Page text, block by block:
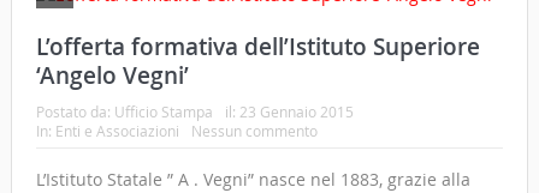
L’offerta formativa dell’Istituto Superiore
‘Angelo Vegni’
Postato da: Ufficio Stampa il: 23 Gennaio 2015
In: Enti e Associazioni Nessun commento
L’Istituto Statale ” A . Vegni” nasce nel 1883, grazie alla